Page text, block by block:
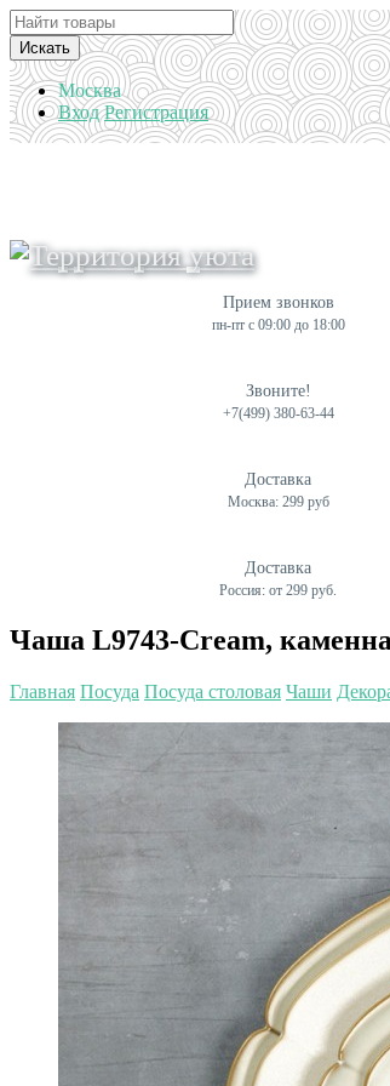
Искать
Москва
Вход Регистрация
Чаша L9743-Cream,
Главная Посуда Посуда столовая Чаши